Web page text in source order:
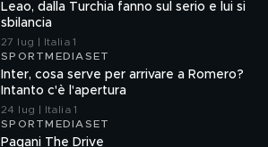
Leao, dalla Turchia fanno sul serio e lui si
sbilancia
27 lug | Italia 1
SPORTMEDIASET
Inter, cosa serve per arrivare a Romero?
Intanto c'è l'apertura
24 lug | Italia 1
SPORTMEDIASET
Pagani The Drive